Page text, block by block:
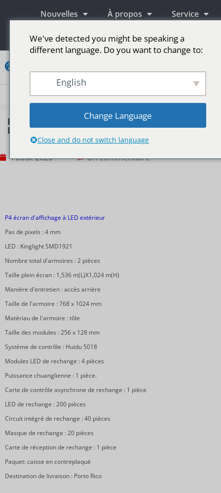
Nouvelles À propos Service
Information
Écran d'affichage LED extérieur P4 à Porto
Rico.
4 août 2020 Un commentaire
P4écran d'affichage à LED extérieur
Pas de pixels : 4 mm
LED : Kinglight SMD1921
Nombre total d'armoires : 2 pièces
Taille plein écran : 1,536 m(L)X1,024 m(H)
Manière d'entretien : accès arrière
Taille de l'armoire : 768 x 1024 mm
Matériau de l'armoire : tôle
Taille des modules : 256 x 128 mm
Système de contrôle : Huidu 5018
Modules LED de rechange : 4 pièces
Puissance chuanglienne : 1 pièce.
Carte de contrôle asynchrone de rechange : 1 pièce
LED de rechange : 200 pièces
Circuit intégré de rechange : 40 pièces
Masque de rechange : 20 pièces
Carte de réception de rechange : 1 pièce
Paquet: caisse en contreplaqué
Destination de livraison : Porto Rico
We've detected you might be speaking a
different language. Do you want to change to:
English
Change Language
Close and do not switch language